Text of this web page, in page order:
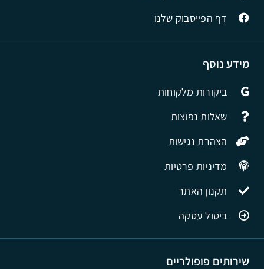
שירותים פופולריים
מידע נוסף
ביקורות מלקוחות
שאלות נפוצות
הצהרת נגישות
מדיניות פרטיות
תקנון האתר
ביטול עסקה
דף הפייסבוק שלנו